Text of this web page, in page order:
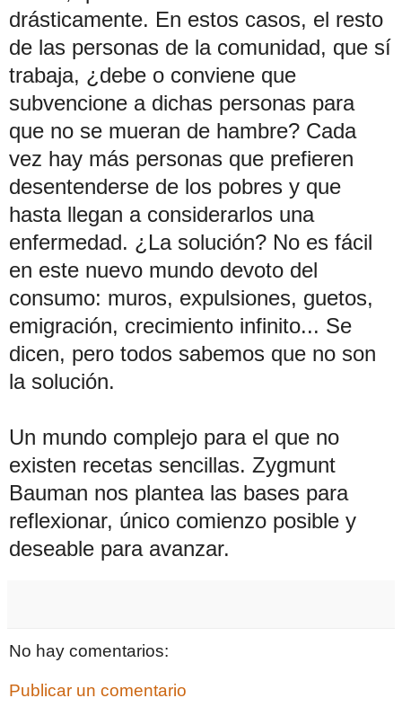
drásticamente. En estos casos, el resto
de las personas de la comunidad, que sí
trabaja, ¿debe o conviene que
subvencione a dichas personas para
que no se mueran de hambre? Cada
vez hay más personas que prefieren
desentenderse de los pobres y que
hasta llegan a considerarlos una
enfermedad. ¿La solución? No es fácil
en este nuevo mundo devoto del
consumo: muros, expulsiones, guetos,
emigración, crecimiento infinito... Se
dicen, pero todos sabemos que no son
la solución.
Un mundo complejo para el que no
existen recetas sencillas. Zygmunt
Bauman nos plantea las bases para
reflexionar, único comienzo posible y
deseable para avanzar.
No hay comentarios:
Publicar un comentario